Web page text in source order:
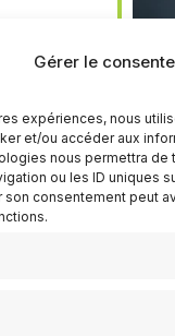
Gérer le
expériences, nous
et/ou accéder aux
nous permettra
ou les ID uniques
son consentement peut